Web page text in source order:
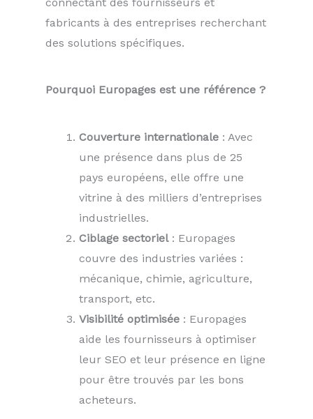
fabricants à des entreprises recherchant
des solutions spécifiques.
Pourquoi Europages est une référence ?
Couverture internationale : Avec
une présence dans plus de 25
pays européens, elle offre une
vitrine à des milliers d’entreprises
industrielles.
Ciblage sectoriel: Europages
couvre des industries variées :
mécanique, chimie, agriculture,
transport, etc.
Visibilité optimisée : Europages
aide les fournisseurs à optimiser
leur SEO et leur présence en ligne
pour être trouvés par les bons
acheteurs.